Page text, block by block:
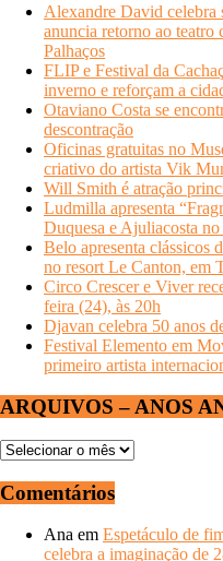
Alexandre David celebra
anuncia retorno ao teatro
Palhaços
FLIP e Festival da
inverno e reforçam a
Otaviano Costa se
descontração
Oficinas gratuitas no
criativo do artista Vik
Will Smith é atração
Ludmilla apresenta
Duquesa e Ajuliacosta
Belo apresenta clássicos
no resort Le Canton, em
Circo Crescer e Viver
feira (24), às 20h
Djavan celebra 50 anos
Festival Elemento em
primeiro artista
ARQUIVOS – ANOS
ARQUIVOS
ANOS
ANTERIORES
Comentários
Ana em Espetáculo de
celebra a imaginação de